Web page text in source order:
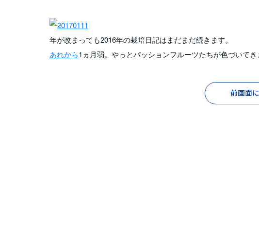
年が改まっても2016年の栽培日記はまだまだ続きます。
あれから1ヵ月弱。やっとパッションフルーツたちが色づいて
前画面